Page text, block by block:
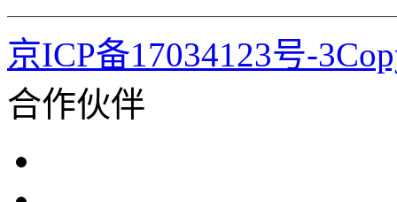
京ICP备17034123号-
合作伙伴